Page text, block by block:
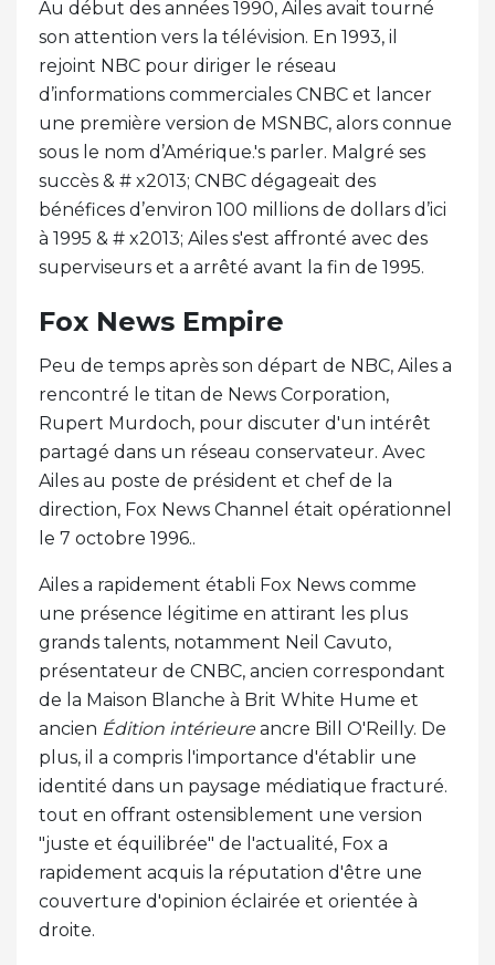
Au début des années 1990, Ailes avait tourné
son attention vers la télévision. En 1993, il
rejoint NBC pour diriger le réseau
d’informations commerciales CNBC et lancer
une première version de MSNBC, alors connue
sous le nom d’Amérique.'s parler. Malgré ses
succès & # x2013; CNBC dégageait des
bénéfices d’environ 100 millions de dollars d’ici
à 1995 & # x2013; Ailes s'est affronté avec des
superviseurs et a arrêté avant la fin de 1995.
Fox News Empire
Peu de temps après son départ de NBC, Ailes a
rencontré le titan de News Corporation,
Rupert Murdoch, pour discuter d'un intérêt
partagé dans un réseau conservateur. Avec
Ailes au poste de président et chef de la
direction, Fox News Channel était opérationnel
le 7 octobre 1996..
Ailes a rapidement établi Fox News comme
une présence légitime en attirant les plus
grands talents, notamment Neil Cavuto,
présentateur de CNBC, ancien correspondant
de la Maison Blanche à Brit White Hume et
ancien Édition intérieureancre Bill O'Reilly. De
plus, il a compris l'importance d'établir une
identité dans un paysage médiatique fracturé.
tout en offrant ostensiblement une version
"juste et équilibrée" de l'actualité, Fox a
rapidement acquis la réputation d'être une
couverture d'opinion éclairée et orientée à
droite.